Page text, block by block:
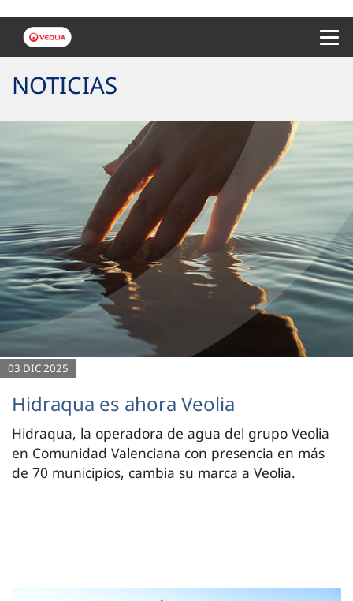
NOTICIAS
03 DIC 2025
Hidraqua es ahora Veolia
Hidraqua, la operadora de agua del grupo Veolia
en Comunidad Valenciana con presencia en más
de 70 municipios, cambia su marca a Veolia.